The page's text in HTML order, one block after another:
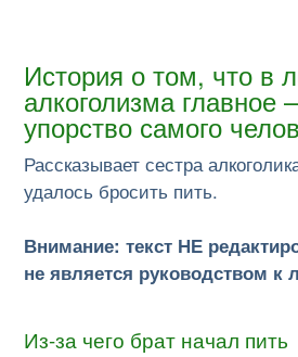
История о том, что в
алкоголизма
упорство самого
Рассказывает сестра
удалось бросить пить.
Внимание: текст НЕ
не является руководством к
Из-за чего брат начал пить